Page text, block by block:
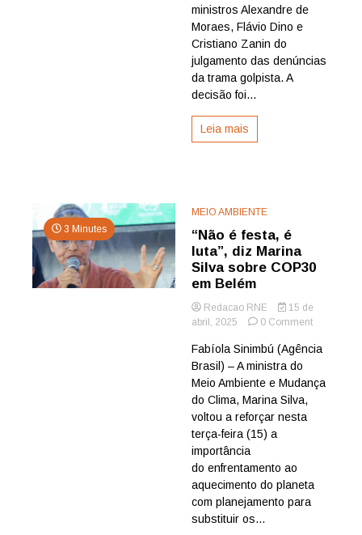
golpista
ministros Alexandre de
Moraes, Flávio Dino e
Cristiano Zanin do
julgamento das denúncias
da trama golpista. A
decisão foi...
Leia mais
3 Minutes
MEIO AMBIENTE
“Não é festa, é
luta”, diz Marina
Silva sobre COP30
em Belém
Redacao RNE
15 de
abril, 2025
0 Commenton
é
é
em
Fabíola Sinimbú (Agência
Brasil) – A ministra do
Meio Ambiente e Mudança
do Clima, Marina Silva,
voltou a reforçar nesta
terça-feira (15) a
importância
do enfrentamento ao
aquecimento do planeta
com planejamento para
substituir os...